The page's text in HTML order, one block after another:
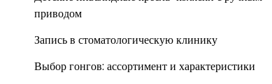
приводом
Запись в стоматологическую клинику
Выбор гонгов: ассортимент и характеристики